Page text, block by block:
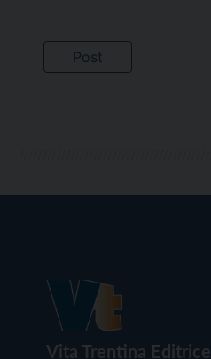
Vita Trentina Editrice